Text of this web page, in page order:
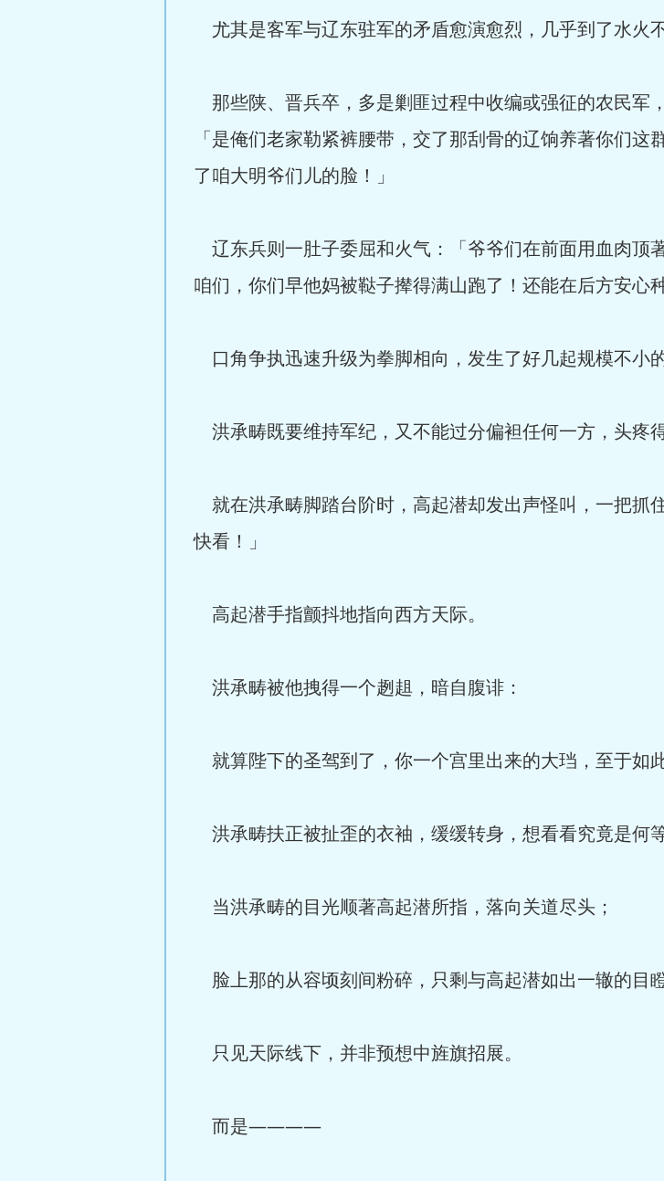
尤其是客军与辽东驻军的矛盾愈演愈烈，几乎到了水火不
那些陕、晋兵卒，多是剿匪过程中收编或强征的农民军
「是俺们老家勒紧裤腰带，交了那刮骨的辽饷养著你们
了咱大明爷们儿的脸！」
辽东兵则一肚子委屈和火气：「爷爷们在前面用血肉顶
咱们，你们早他妈被鞑子撵得满山跑了！还能在后方安心
口角争执迅速升级为拳脚相向，发生了好几起规模不小的
洪承畴既要维持军纪，又不能过分偏袒任何一方，头疼得
就在洪承畴脚踏台阶时，高起潜却发出声怪叫，一把抓
快看！」
高起潜手指颤抖地指向西方天际。
洪承畴被他拽得一个趔趄，暗自腹诽：
就算陛下的圣驾到了，你一个宫里出来的大珰，至于如
洪承畴扶正被扯歪的衣袖，缓缓转身，想看看究竟是何
当洪承畴的目光顺著高起潜所指，落向关道尽头；
脸上那的从容顷刻间粉碎，只剩与高起潜如出一辙的目瞪
只见天际线下，并非预想中旌旗招展。
而是————